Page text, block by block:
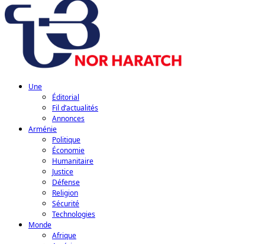
principal
Une
Éditorial
Fil d’actualités
Annonces
Arménie
Politique
Économie
Humanitaire
Justice
Défense
Religion
Sécurité
Technologies
Monde
Afrique